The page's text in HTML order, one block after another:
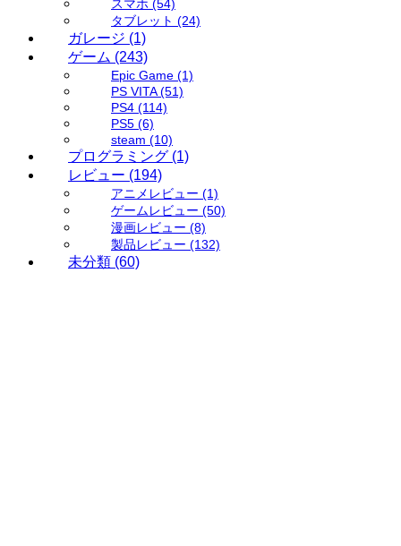
スマホ (54)
タブレット (24)
ガレージ (1)
ゲーム (243)
Epic Game (1)
PS VITA(51)
PS4 (114)
PS5 (6)
steam (10)
プログラミング (1)
レビュー (194)
アニメレビュー (1)
ゲームレビュー (50)
漫画レビュー (8)
製品レビュー (132)
未分類 (60)